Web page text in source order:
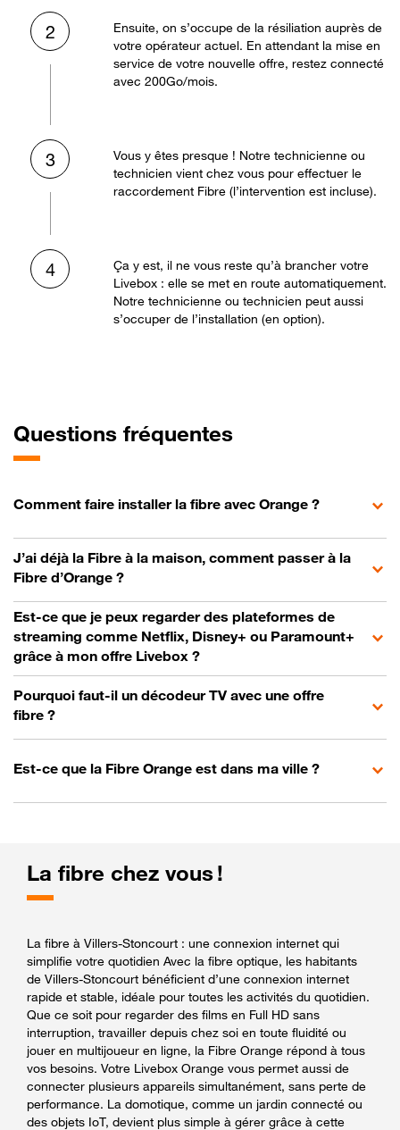
2
Ensuite, on s’occupe de la résiliation auprès de
votre opérateur actuel. En attendant la mise en
service de votre nouvelle offre, restez connecté
avec 200Go/mois.
3
Vous y êtes presque ! Notre technicienne ou
technicien vient chez vous pour effectuer le
raccordement Fibre (l’intervention est incluse).
4
Ça y est, il ne vous reste qu’à brancher votre
Livebox : elle se met en route automatiquement.
Notre technicienne ou technicien peut aussi
s’occuper de l’installation (en option).
Questions fréquentes
Comment faire installer la fibre avec Orange ?
J’ai déjà la Fibre à la maison, comment passer à la
Fibre d’Orange ?
Est-ce que je peux regarder des plateformes de
streaming comme Netflix, Disney+ ou Paramount+
grâce à mon offre Livebox ?
Pourquoi faut-il un décodeur TV avec une offre
fibre ?
Est-ce que la Fibre Orange est dans ma ville ?
La fibre chez vous !
La fibre à Villers-Stoncourt : une connexion internet qui
simplifie votre quotidien Avec la fibre optique, les habitants
de Villers-Stoncourt bénéficient d’une connexion internet
rapide et stable, idéale pour toutes les activités du quotidien.
Que ce soit pour regarder des films en Full HD sans
interruption, travailler depuis chez soi en toute fluidité ou
jouer en multijoueur en ligne, la Fibre Orange répond à tous
vos besoins. Votre Livebox Orange vous permet aussi de
connecter plusieurs appareils simultanément, sans perte de
performance. La domotique, comme un jardin connecté ou
des objets IoT, devient plus simple à gérer grâce à cette